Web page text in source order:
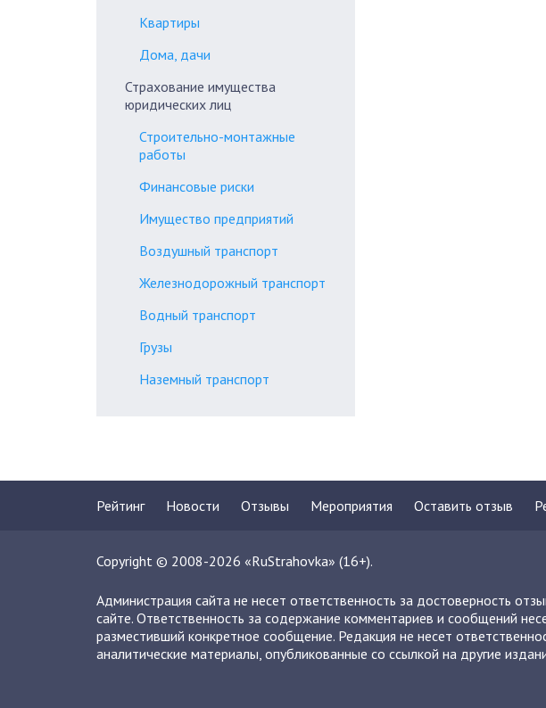
Квартиры
Дома, дачи
Страхование имущества
юридических лиц
Строительно-монтажные
работы
Финансовые риски
Имущество предприятий
Воздушный транспорт
Железнодорожный транспорт
Водный транспорт
Грузы
Наземный транспорт
Рейтинг Новости Отзывы Мероприятия Оставить отзыв
Copyright © 2008-2026 «RuStrahovka» (16+).
Администрация сайта не несет ответственность за достоверность
сайте. Ответственность за содержание комментариев и сообщений
разместивший конкретное сообщение. Редакция не несет
аналитические материалы, опубликованные со ссылкой на другие